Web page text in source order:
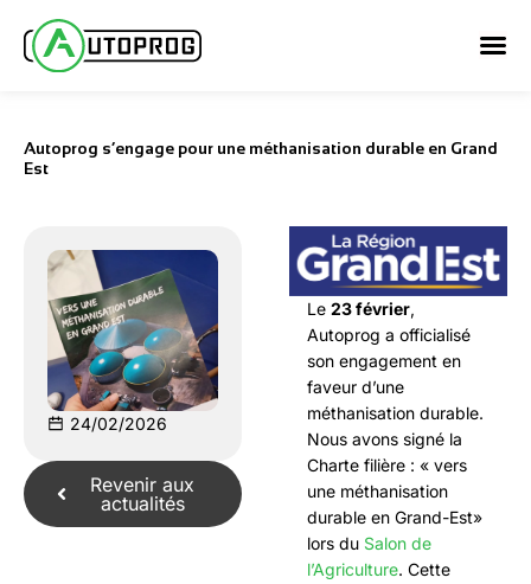
contenu
Autoprog s’engage pour une méthanisation durable en Grand
Est
24/02/2026
Revenir aux
actualités
Le 23 février,
Autoprog a officialisé
son engagement en
faveur d’une
méthanisation durable.
Nous avons signé la
Charte filière : « vers
une méthanisation
durable en Grand-Est»
lors du Salon de
l’Agriculture. Cette